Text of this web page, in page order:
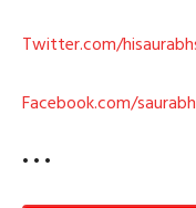
Twitter.com/
Facebook.com/
• • •